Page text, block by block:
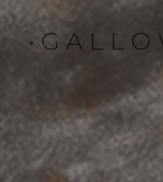
• G A L L O